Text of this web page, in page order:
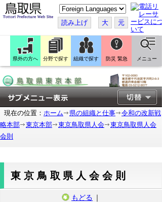
こ
の
ペ
ー
ジ
翻
訳
す
読み上げ 大 元
県外の方へ 分野で探す 組織で探す 防災 緊急 メニュー
現在の位置： ホーム 県の組織と仕事
令和の改新戦
略本部
東京本部 東京鳥取県人会
東京鳥取県人会
会則
東京鳥取県人会会則
もどる ｜